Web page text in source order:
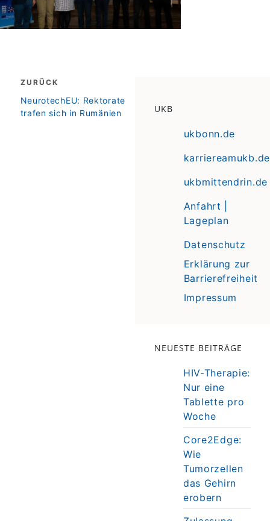
Beitragsnavigation
ZURÜCK
zurück
NeurotechEU: Rektorate
trafen sich in Rumänien
UKB
ukbonn.de
karriereamukb.de
ukbmittendrin.de
Anfahrt |
Lageplan
Datenschutz
Erklärung zur
Barrierefreiheit
Impressum
NEUESTE BEITRÄGE
HIV-Therapie:
Nur eine
Tablette pro
Woche
Core2Edge:
Wie
Tumorzellen
das Gehirn
erobern